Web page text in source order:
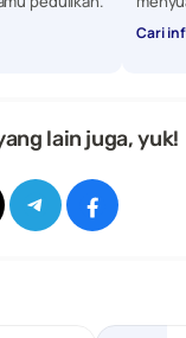
Cari
lain juga, yuk!